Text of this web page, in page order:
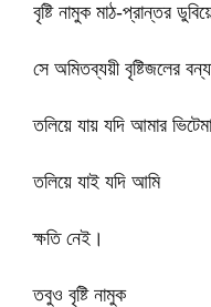
বৃষ্টি নামুক মাঠ-প্রান্তর
সে অমিতব্যয়ী বৃষ্টিজলের
তলিয়ে যায় যদি আমার
তলিয়ে যাই যদি আমি
ক্ষতি নেই।
তবুও বৃষ্টি নামুক